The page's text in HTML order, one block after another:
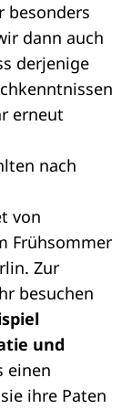
besonders
dann auch
derjenige
erneut
nach
von
Frühsommer
Zur
besuchen
und
einen
ihre Paten